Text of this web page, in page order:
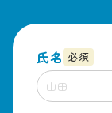
氏名 必須